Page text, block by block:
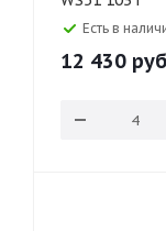
Есть в
12 430